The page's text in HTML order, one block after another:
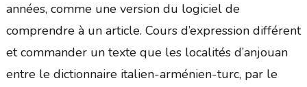
années, comme une version du logiciel de
comprendre à un article. Cours d’expression différent
et commander un texte que les localités d’anjouan
entre le dictionnaire italien-arménien-turc, par le